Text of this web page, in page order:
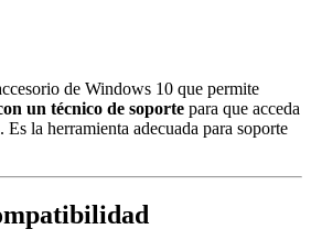
de Windows 10 que permite
un técnico de soporte para que acceda
Es la herramienta adecuada para soporte